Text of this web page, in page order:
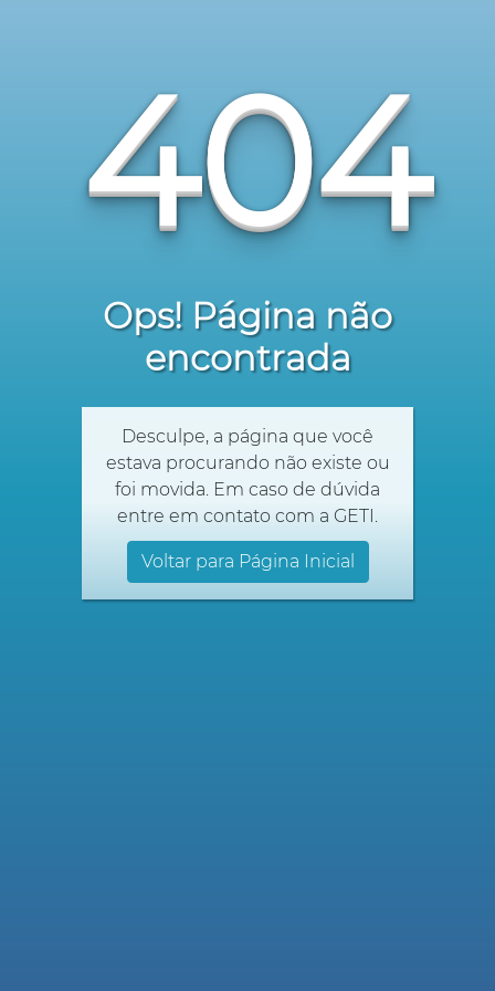
404
Ops! Página não
encontrada
Desculpe, a página que você
estava procurando não existe ou
foi movida. Em caso de dúvida
entre em contato com a GETI.
Voltar para Página Inicial